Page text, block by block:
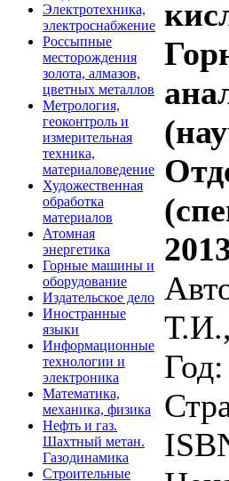
Электротехника,
электроснабжение
Россыпные
месторождения
золота, алмазов,
цветных металлов
Метрология,
геоконтроль и
измерительная
техника,
материаловедение
Художественная
обработка
материалов
Атомная
энергетика
Горные машины и
оборудование
Издательское дело
Иностранные
языки
Информационные
технологии и
электроника
Математика,
механика, физика
Нефть и газ.
Шахтный метан.
Газодинамика
Строительные